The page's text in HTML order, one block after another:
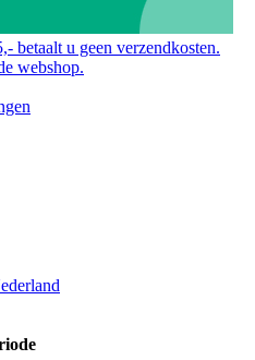
betaalt u geen verzendkosten.
webshop.